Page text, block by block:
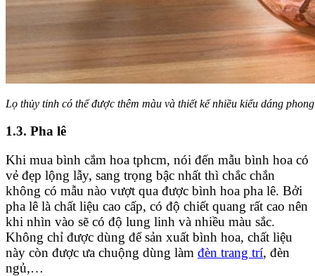
Lọ thủy tinh có thể được thêm màu và thiết kế nhiều kiểu dáng
1.3. Pha lê
Khi mua bình cắm hoa tphcm, nói đến mẫu bình hoa có
vẻ đẹp lộng lẫy, sang trọng bậc nhất thì chắc chắn
không có mẫu nào vượt qua được bình hoa pha lê. Bởi
pha lê là chất liệu cao cấp, có độ chiết quang rất cao nên
khi nhìn vào sẽ có độ lung linh và nhiều màu sắc.
Không chỉ được dùng để sản xuất bình hoa, chất liệu
này còn được ưa chuộng dùng làm đèn trang trí, đèn
ngủ,…